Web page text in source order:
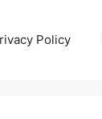
Policy